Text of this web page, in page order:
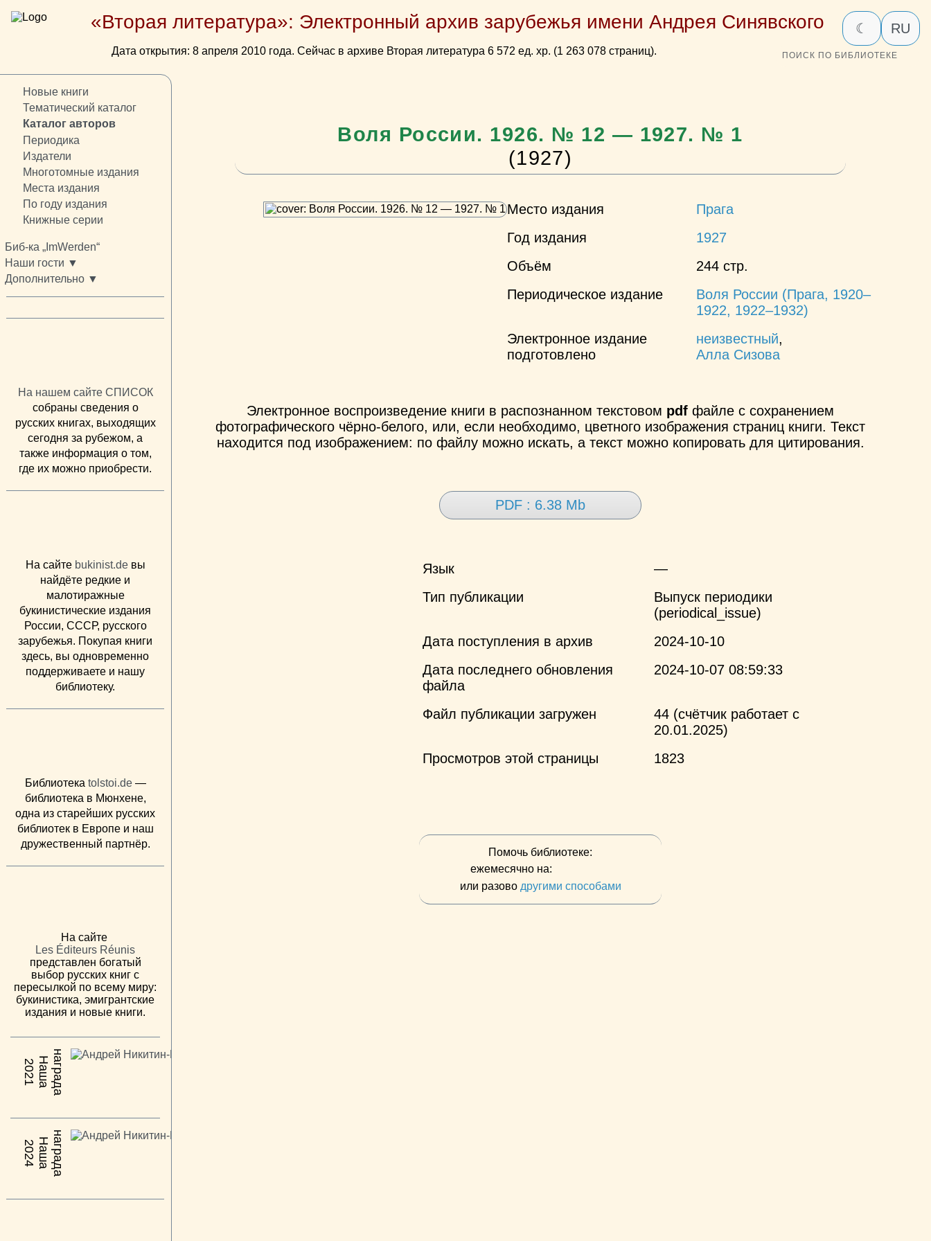
«Вторая литература»: Электронный архив зарубежья имени Андрея Синявского
Дата открытия: 8 апреля 2010 года. Сейчас в архиве Вторая литература 6 572 ед. хр. (1 263 078 страниц).
☾ RU
ПОИСК ПО БИБЛИОТЕКЕ
Новые книги
Тематический каталог
Каталог авторов
Периодика
Издатели
Многотомные издания
Места издания
По году издания
Книжные серии
Биб-ка „ImWerden“
Наши гости ▼
Дополнительно ▼
На нашем сайте СПИСОК
собраны сведения о
русских книгах, выходящих
сегодня за рубежом, а
также информация о том,
где их можно приобрести.
На сайте bukinist.deвы
найдёте редкие и
малотиражные
букинистические издания
России, СССР, русского
зарубежья. Покупая книги
здесь, вы одновременно
поддерживаете и нашу
библиотеку.
Библиотека tolstoi.de—
библиотека в Мюнхене,
одна из старейших русских
библиотек в Европе и наш
дружественный партнёр.
На сайте
Les Éditeurs Réunis
представлен богатый
выбор русских книг с
пересылкой по всему миру:
букинистика, эмигрантские
издания и новые книги.
2021 Н
а
ш
ан
а
г
р
а
да
2024 Н
а
ш
ан
а
г
р
а
да
Воля России. 1926. № 12 — 1927. № 1
(1927)
Место издания
Прага
Год издания
1927
Объём
244 стр.
Периодическое издание
Воля России (Прага, 1920–
1922, 1922–1932)
Электронное издание
подготовлено
неизвестный,
Алла Сизова
Электронное воспроизведение книги в распознанном текстовом pdf файле с сохранением
фотографического чёрно-белого, или, если необходимо, цветного изображения страниц книги. Текст
находится под изображением: по файлу можно искать, а текст можно копировать для цитирования.
PDF : 6.38 Mb
Язык
—
Тип публикации
Выпуск периодики
(periodical_issue)
Дата поступления в архив
2024-10-10
Дата последнего обновления
файла
2024-10-07 08:59:33
Файл публикации загружен
44 (счётчик работает с
20.01.2025)
Просмотров этой страницы
1823
Помочь библиотеке:
ежемесячно на:
или разово другими способами